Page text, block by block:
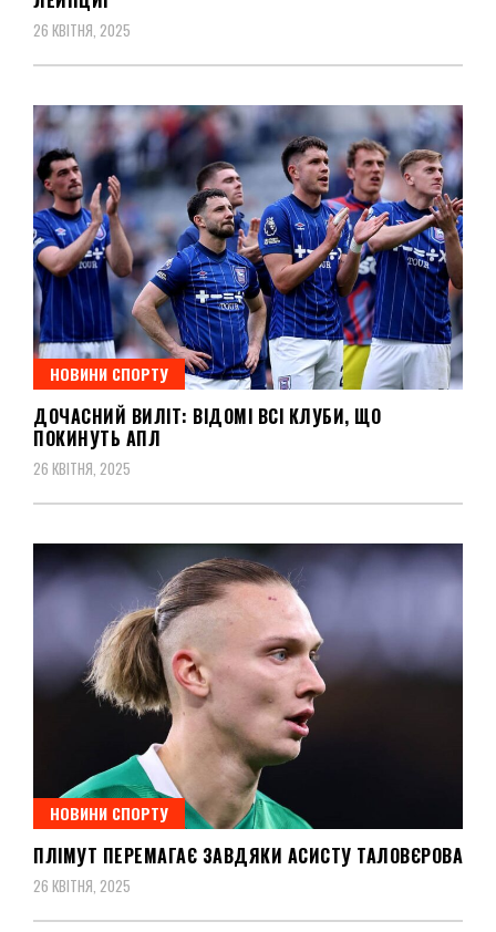
26 КВІТНЯ, 2025
НОВИНИ СПОРТУ
ДОЧАСНИЙ ВИЛІТ: ВІДОМІ ВСІ КЛУБИ, ЩО
ПОКИНУТЬ АПЛ
26 КВІТНЯ, 2025
НОВИНИ СПОРТУ
ПЛІМУТ ПЕРЕМАГАЄ ЗАВДЯКИ АСИСТУ ТАЛОВЄРОВА
26 КВІТНЯ, 2025